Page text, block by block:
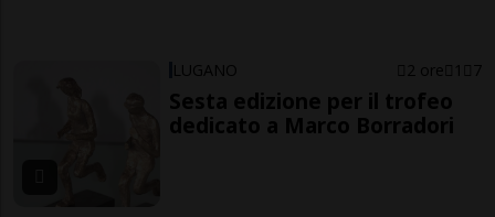
LUGANO 2 ore 1 7
Sesta edizione per il trofeo
dedicato a Marco Borradori